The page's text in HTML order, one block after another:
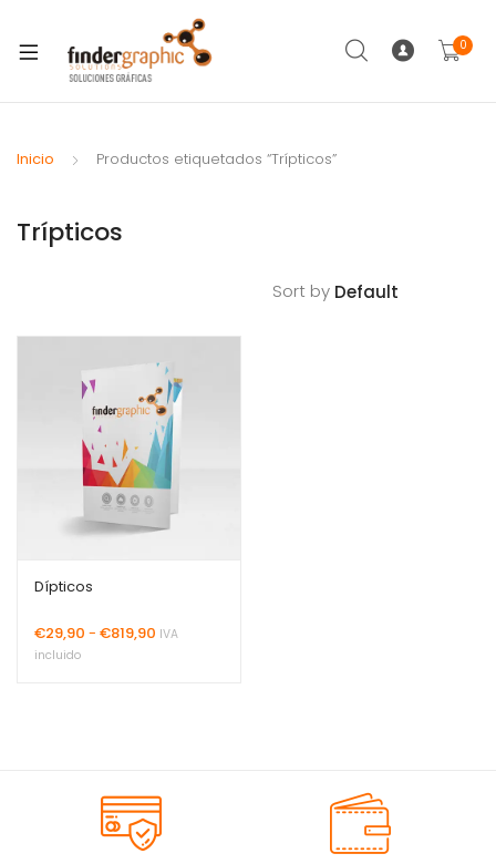
0
Inicio Productos etiquetados “Trípticos”
Trípticos
Sort by
Dípticos
€29,90 - €819,90 Rango
IVA
incluido